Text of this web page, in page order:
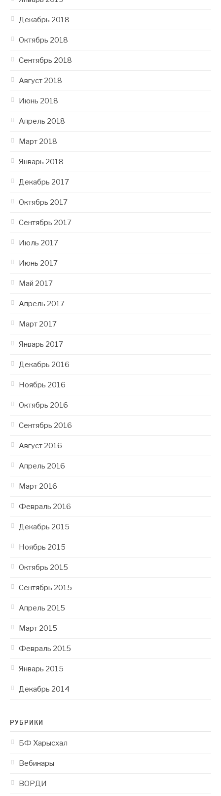
Декабрь 2018
Октябрь 2018
Сентябрь 2018
Август 2018
Июнь 2018
Апрель 2018
Март 2018
Январь 2018
Декабрь 2017
Октябрь 2017
Сентябрь 2017
Июль 2017
Июнь 2017
Май 2017
Апрель 2017
Март 2017
Январь 2017
Декабрь 2016
Ноябрь 2016
Октябрь 2016
Сентябрь 2016
Август 2016
Апрель 2016
Март 2016
Февраль 2016
Декабрь 2015
Ноябрь 2015
Октябрь 2015
Сентябрь 2015
Апрель 2015
Март 2015
Февраль 2015
Январь 2015
Декабрь 2014
РУБРИКИ
БФ Харысхал
Вебинары
ВОРДИ